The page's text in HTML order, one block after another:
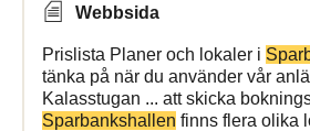
Webbsida
Prislista Planer och lokaler i
tänka på när du använder vår
Kalasstugan ... att skicka
Sparbankshallen finns flera olika